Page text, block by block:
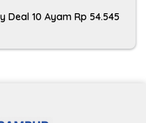
Deal 10 Ayam Rp 54.545